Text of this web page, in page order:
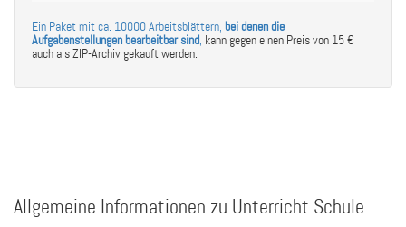
Ein Paket mit ca. 10000 Arbeitsblättern, bei denen die
Aufgabenstellungen bearbeitbar sind, kann gegen einen Preis von 15 €
auch als ZIP-Archiv gekauft werden.
Allgemeine Informationen zu Unterricht.Schule